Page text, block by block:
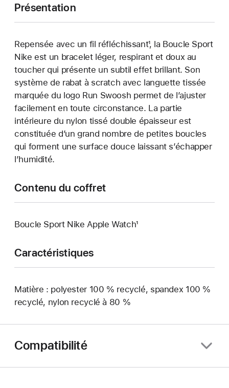
Présentation
Repensée avec un fil réfléchissant¹, la Boucle Sport
Nike est un bracelet léger, respirant et doux au
toucher qui présente un subtil effet brillant. Son
système de rabat à scratch avec languette tissée
marquée du logo Run Swoosh permet de l’ajuster
facilement en toute circonstance. La partie
intérieure du nylon tissé double épaisseur est
constituée d’un grand nombre de petites boucles
qui forment une surface douce laissant s’échapper
l’humidité.
Contenu du coffret
Boucle Sport Nike Apple Watch¹
Caractéristiques
Matière : polyester 100 % recyclé, spandex 100 %
recyclé, nylon recyclé à 80 %
Compatibilité